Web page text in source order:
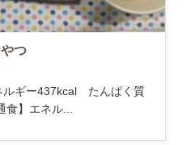
つ
ルギー437kcal たんぱく質
】エネル...